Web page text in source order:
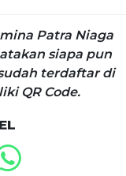
Patra Niaga
siapa pun
terdaftar di
QR Code.